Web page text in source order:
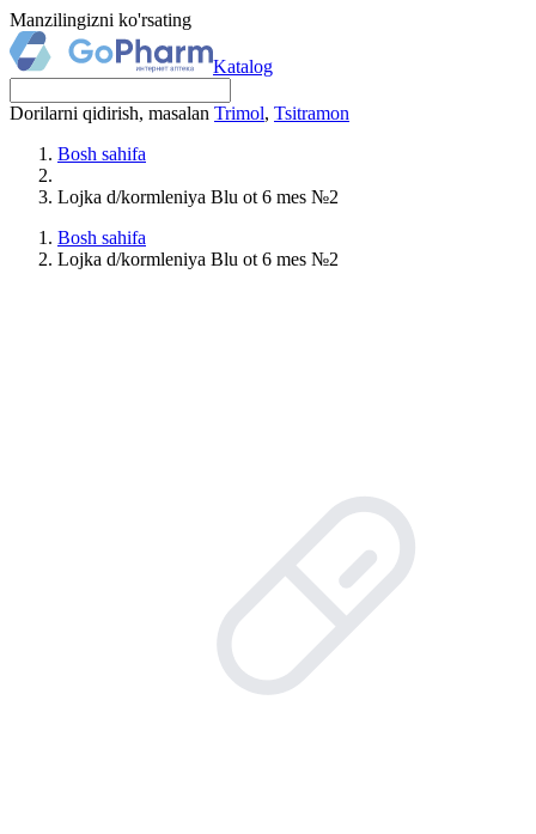
Manzilingizni ko'rsating
Katalog
Dorilarni qidirish, masalan Trimol, Tsitramon
Bosh sahifa
Lojka d/kormleniya Blu ot 6 mes №2
Bosh sahifa
Lojka d/kormleniya Blu ot 6 mes №2